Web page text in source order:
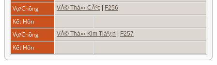
Vợ/Chồng
VÅ© Thá»‹ CÃºc | F256
Kết Hôn
Vợ/Chồng
VÅ© Thá»‹ Kim Tiáº¿n | F257
Kết Hôn